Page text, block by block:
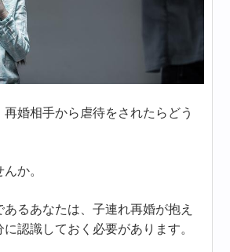
再婚相手から虐待をされたらどう
か。
あるあなたは、子連れ再婚が抱え
認識しておく必要があります。